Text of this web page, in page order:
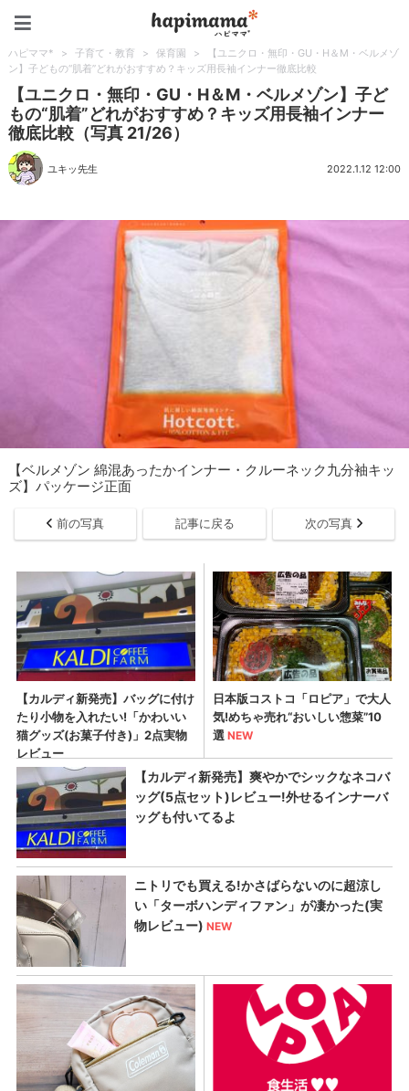
ハピママ* > 子育て・教育 > 保育園 >
【ユニクロ・無印・GU・H＆M・ベルメゾ
ン】子どもの“肌着”どれがおすすめ？キッズ用長袖インナー徹底比較
【ユニクロ・無印・GU・H＆M・ベルメゾン】子ど
もの“肌着”どれがおすすめ？キッズ用長袖インナー
徹底比較（写真 21/26）
ユキッ先生 2022.1.12 12:00
【ベルメゾン 綿混あったかインナー・クルーネック九分袖キッ
ズ】パッケージ正面
前の写真 記事に戻る 次の写真